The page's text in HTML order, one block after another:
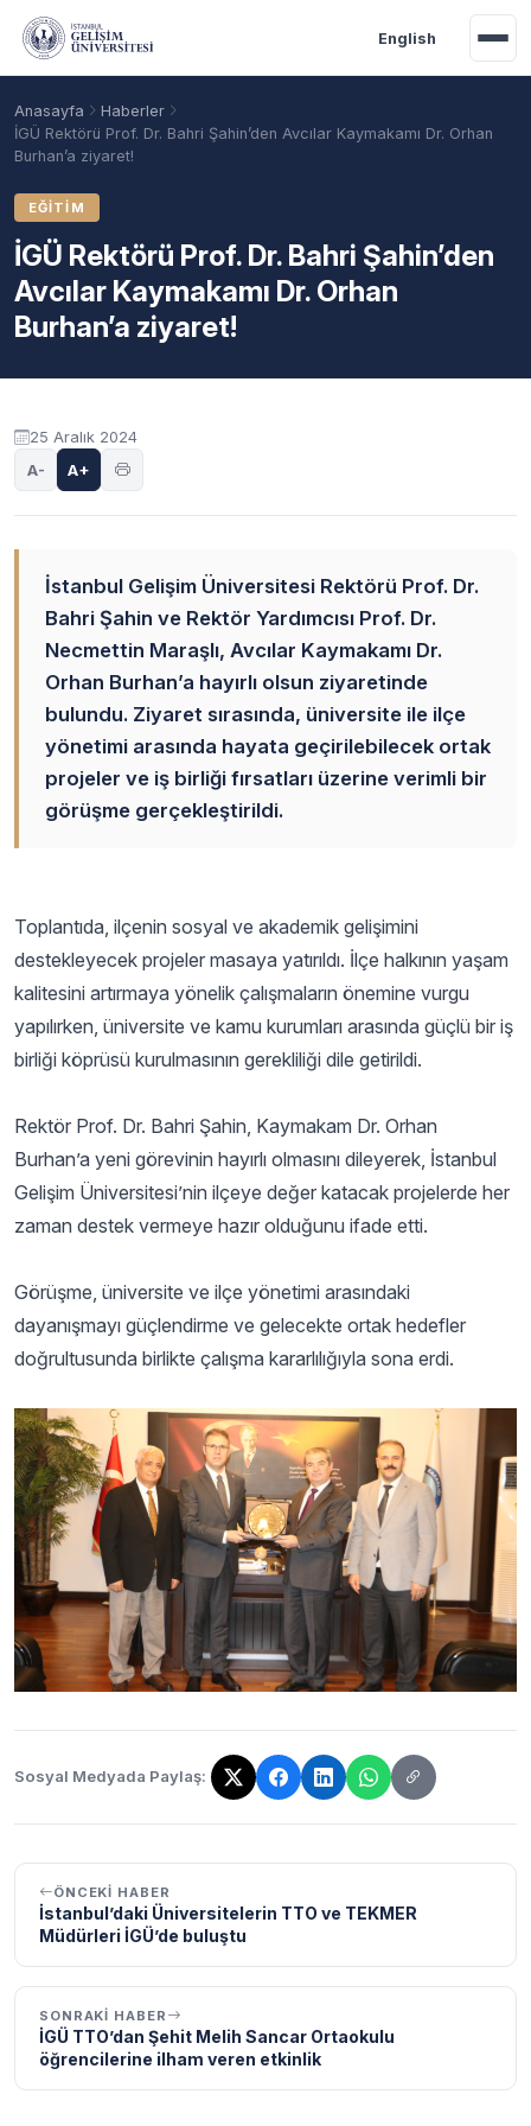
Ana içeriğe geç
English
Anasayfa
Haberler
İGÜ Rektörü Prof. Dr. Bahri Şahin’den Avcılar Kaymakamı Dr. Orhan
Burhan’a ziyaret!
EĞITIM
İGÜ Rektörü Prof. Dr. Bahri Şahin’den
Avcılar Kaymakamı Dr. Orhan
Burhan’a ziyaret!
25 Aralık 2024
A- A+
İstanbul Gelişim Üniversitesi Rektörü Prof. Dr.
Bahri Şahin ve Rektör Yardımcısı Prof. Dr.
Necmettin Maraşlı, Avcılar Kaymakamı Dr.
Orhan Burhan’a hayırlı olsun ziyaretinde
bulundu. Ziyaret sırasında, üniversite ile ilçe
yönetimi arasında hayata geçirilebilecek ortak
projeler ve iş birliği fırsatları üzerine verimli bir
görüşme gerçekleştirildi.
Toplantıda, ilçenin sosyal ve akademik gelişimini
destekleyecek projeler masaya yatırıldı. İlçe halkının yaşam
kalitesini artırmaya yönelik çalışmaların önemine vurgu
yapılırken, üniversite ve kamu kurumları arasında güçlü bir iş
birliği köprüsü kurulmasının gerekliliği dile getirildi.
Rektör Prof. Dr. Bahri Şahin, Kaymakam Dr. Orhan
Burhan’a yeni görevinin hayırlı olmasını dileyerek, İstanbul
Gelişim Üniversitesi’nin ilçeye değer katacak projelerde her
zaman destek vermeye hazır olduğunu ifade etti.
Görüşme, üniversite ve ilçe yönetimi arasındaki
dayanışmayı güçlendirme ve gelecekte ortak hedefler
doğrultusunda birlikte çalışma kararlılığıyla sona erdi.
Sosyal Medyada Paylaş:
Bağlantı kopyalandı!
ÖNCEKI HABER
İstanbul’daki Üniversitelerin TTO ve TEKMER
Müdürleri İGÜ’de buluştu
SONRAKI HABER
İGÜ TTO’dan Şehit Melih Sancar Ortaokulu
öğrencilerine ilham veren etkinlik